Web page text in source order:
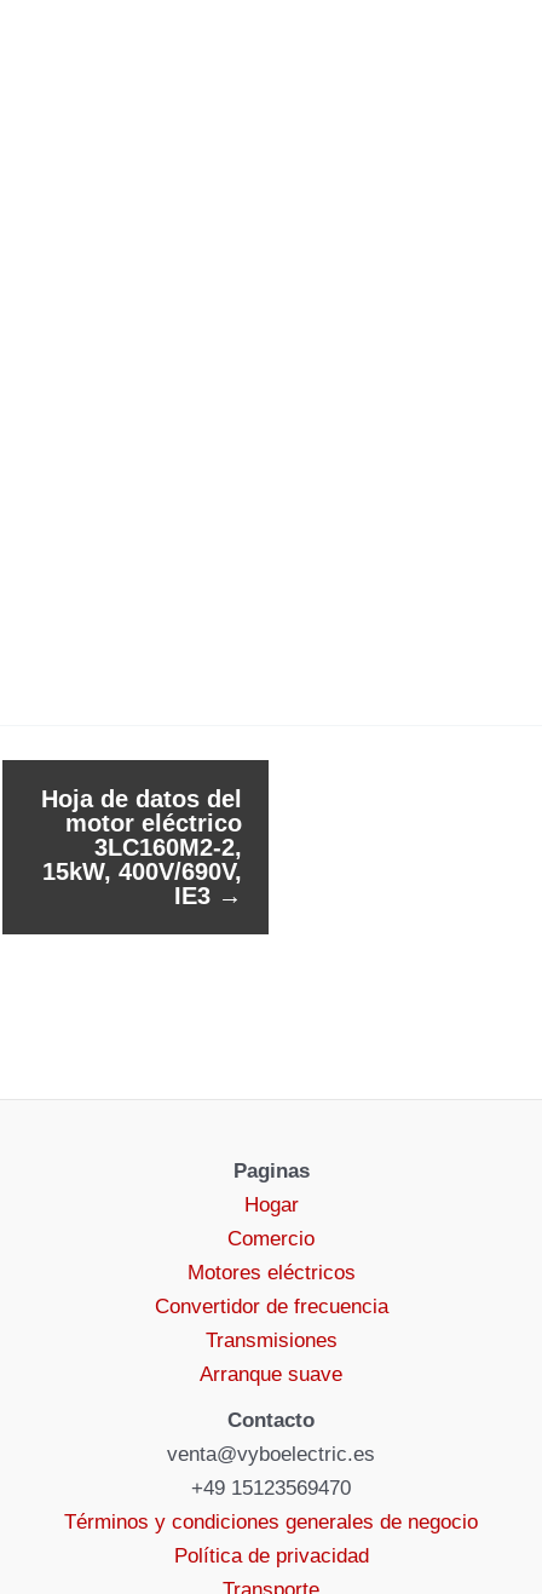
Hoja de datos del
motor eléctrico
3LC160M2-2,
15kW, 400V/690V,
IE3 →
Paginas
Hogar
Comercio
Motores eléctricos
Convertidor de frecuencia
Transmisiones
Arranque suave
Contacto
venta@vyboelectric.es
+49 15123569470
Términos y condiciones generales de negocio
Política de privacidad